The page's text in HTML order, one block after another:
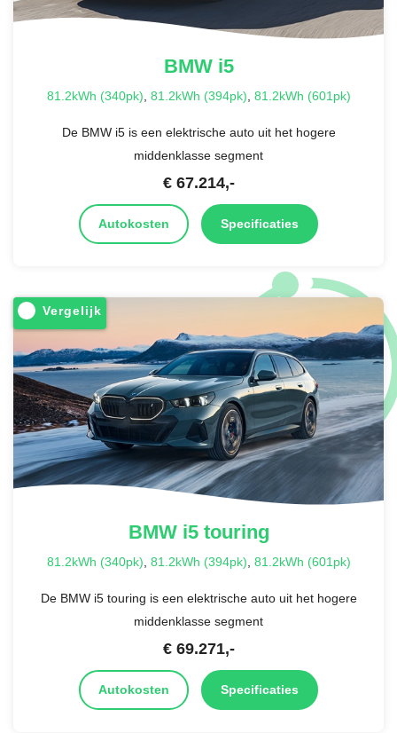
BMWi5
81.2kWh (340pk) 81.2kWh (394pk) 81.2kWh (601pk)
De BMW i5 is een elektrische auto uit het hogere
middenklasse segment
€ 67.214,-
Autokosten Specificaties
Vergelijk
BMWi5 touring
81.2kWh (340pk), 81.2kWh (394pk), 81.2kWh (601pk)
De BMW i5 touring is een elektrische auto uit het hogere
middenklasse segment
€ 69.271,-
Autokosten Specificaties